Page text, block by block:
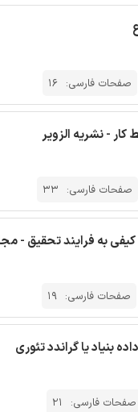
صفحات فارسی: 16
- نشریه الزویر
صفحات فارسی: 33
به فرایند تحقیق -
صفحات فارسی: 19
بنیاد یا گراندد تئوری
صفحات فارسی: 21